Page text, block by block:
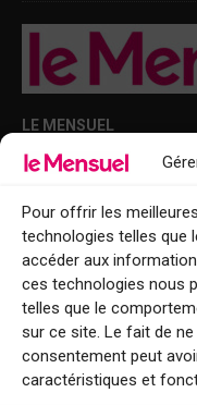
Pour offrir les
technologies telles que
accéder aux
ces technologies nous
telles que le
sur ce site. Le fait de
consentement peut
caractéristiques et
LE MENSUEL
Points de diffusion Var et
Le Mensuel en PDF :
Qui sommes-nous ?
BFM Top Sorties
EVENT
Tourisme week-end : envie